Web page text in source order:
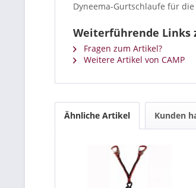
Dyneema-Gurtschlaufe für
Weiterführende Links
Fragen zum Artikel?
Weitere Artikel von CAMP
Ähnliche Artikel Kunden